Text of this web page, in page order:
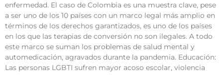
enfermedad. El caso de Colombia es una muestra clave, pese
a ser uno de los 10 países con un marco legal más amplio en
términos de los derechos garantizados, es uno de los países
en los que las terapias de conversión no son ilegales. A todo
este marco se suman los problemas de salud mental y
automedicación, agravados durante la pandemia. Educación:
Las personas LGBTI sufren mayor acoso escolar, violencia